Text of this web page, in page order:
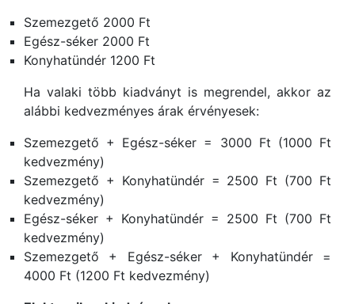
Szemezgető 2000 Ft
Egész-séker 2000 Ft
Konyhatündér 1200 Ft
Ha valaki több kiadványt is megrendel, akkor az
alábbi kedvezményes árak érvényesek:
Szemezgető + Egész-séker = 3000 Ft (1000 Ft
kedvezmény)
Szemezgető + Konyhatündér = 2500 Ft (700 Ft
kedvezmény)
Egész-séker + Konyhatündér = 2500 Ft (700 Ft
kedvezmény)
Szemezgető + Egész-séker + Konyhatündér =
4000 Ft (1200 Ft kedvezmény)